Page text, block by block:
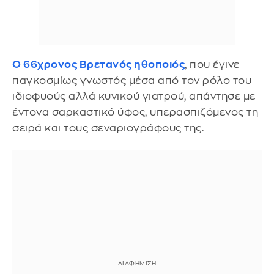
Ο 66χρονος Βρετανός ηθοποιός, που έγινε
παγκοσμίως γνωστός μέσα από τον ρόλο του
ιδιοφυούς αλλά κυνικού γιατρού, απάντησε με
έντονα σαρκαστικό ύφος, υπερασπιζόμενος τη
σειρά και τους σεναριογράφους της.